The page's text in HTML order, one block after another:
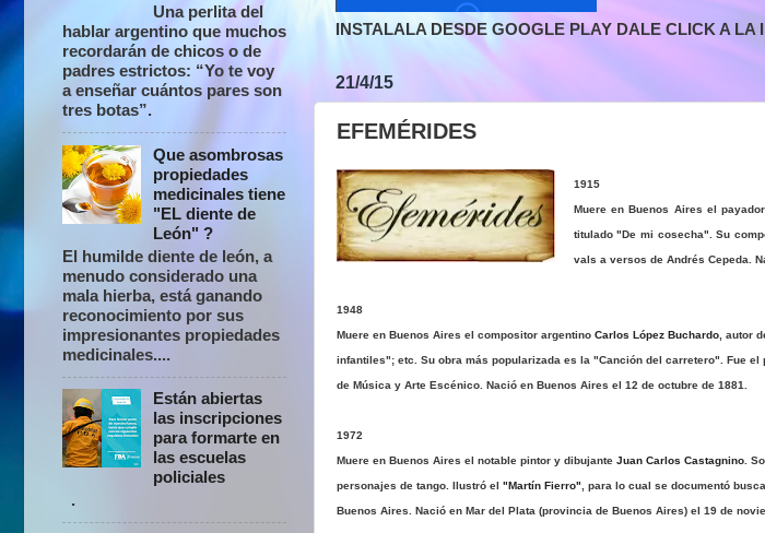
INSTALALA DESDE GOOGLE PLAY DALE CLICK A
21/4/15
EFEMÉRIDES
1915
Muere en Buenos Aires el payador
titulado "De mi cosecha". Su
vals a versos de Andrés Cepeda.
1948
Muere en Buenos Aires el compositor argentino Carlos López Buchardo , autor
infantiles"; etc. Su obra más popularizada es la "Canción del carretero". Fue
de Música y Arte Escénico. Nació en Buenos Aires el 12 de octubre de 1881.
1972
Muere en Buenos Aires el notable pintor y dibujante Juan Carlos Castagnino .
personajes de tango. Ilustró el "Martín Fierro" , para lo cual se documentó
Buenos Aires. Nació en Mar del Plata (provincia de Buenos Aires) el 19 de
Una perlita del
hablar argentino que muchos
recordarán de chicos o de
padres estrictos: “Yo te voy
a enseñar cuántos pares son
tres botas”.
Que asombrosas
propiedades
medicinales tiene
"EL diente de
León" ?
El humilde diente de león, a
menudo considerado una
mala hierba, está ganando
reconocimiento por sus
impresionantes propiedades
medicinales....
Están abiertas
las inscripciones
para formarte en
las escuelas
policiales
.